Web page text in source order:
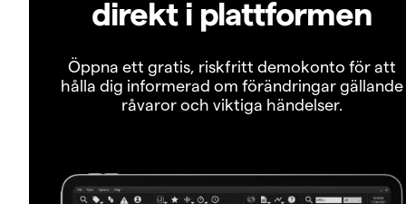
direkt i plattformen
Öppna ett gratis, riskfritt demokonto för att
hålla dig informerad om förändringar gällande
råvaror och viktiga händelser.